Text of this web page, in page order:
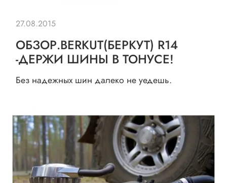
ОБЗОР.BERKUT(БЕРКУТ) R14
-ДЕРЖИ ШИНЫ В ТОНУСЕ!
Без надежных шин далеко не уедешь.
27.08.2015